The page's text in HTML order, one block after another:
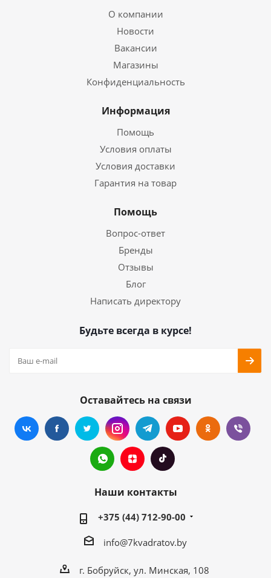
О компании
Новости
Вакансии
Магазины
Конфиденциальность
Информация
Помощь
Условия оплаты
Условия доставки
Гарантия на товар
Помощь
Вопрос-ответ
Бренды
Отзывы
Блог
Написать директору
Будьте всегда в курсе!
Оставайтесь на связи
Наши контакты
+375 (44) 712-90-00
info@7kvadratov.by
г. Бобруйск, ул. Минская, 108